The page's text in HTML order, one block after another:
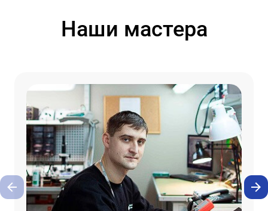
Наши мастера